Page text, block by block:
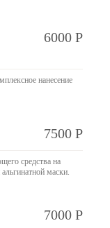
6000 Р
нанесение
7500 Р
средства на
маски.
7000 Р